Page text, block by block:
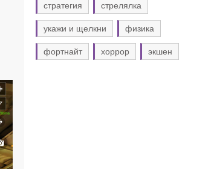
стратегия стрелялка
укажи и щелкни физика
фортнайт хоррор экшен